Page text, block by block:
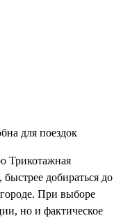
для поездок
Трикотажная
добираться до
При выборе
но и фактическое